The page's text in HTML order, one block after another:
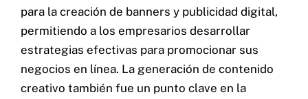
para la creación de banners y publicidad digital,
permitiendo a los empresarios desarrollar
estrategias efectivas para promocionar sus
negocios en línea. La generación de contenido
creativo también fue un punto clave en la